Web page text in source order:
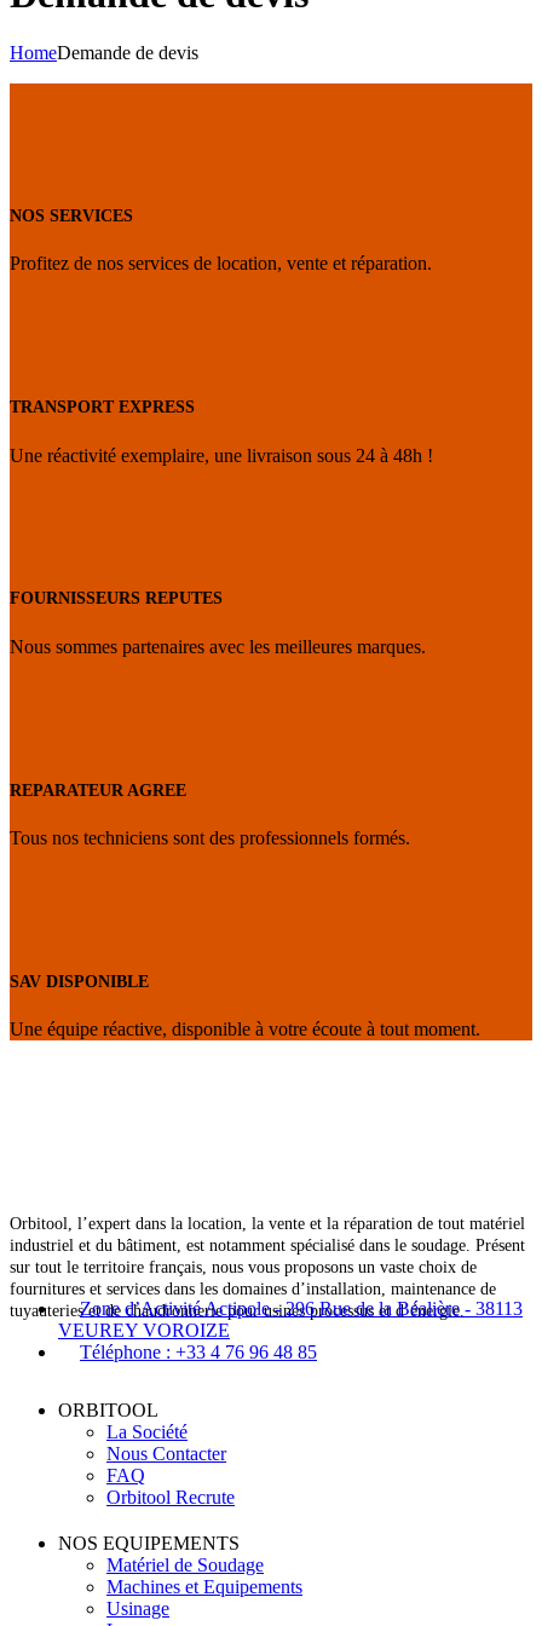
HomeDemande de devis
NOS SERVICES
Profitez de nos services de location, vente et réparation.
TRANSPORT EXPRESS
Une réactivité exemplaire, une livraison sous 24 à 48h !
FOURNISSEURS REPUTES
Nous sommes partenaires avec les meilleures marques.
REPARATEUR AGREE
Tous nos techniciens sont des professionnels formés.
SAV DISPONIBLE
Une équipe réactive, disponible à votre écoute à tout moment.
Orbitool, l’expert dans la location, la vente et la réparation de tout matériel
industriel et du bâtiment, est notamment spécialisé dans le soudage. Présent
sur tout le territoire français, nous vous proposons un vaste choix de
fournitures et services dans les domaines d’installation, maintenance de
tuyauteries et de chaudronnerie pour usines processus et d’énergie.
Zone d’Activité Actipole - 296 Rue de la Béalière - 38113
VEUREY VOROIZE
Téléphone : +33 4 76 96 48 85
ORBITOOL
La Société
Nous Contacter
FAQ
Orbitool Recrute
NOS EQUIPEMENTS
Matériel de Soudage
Machines et Equipements
Usinage